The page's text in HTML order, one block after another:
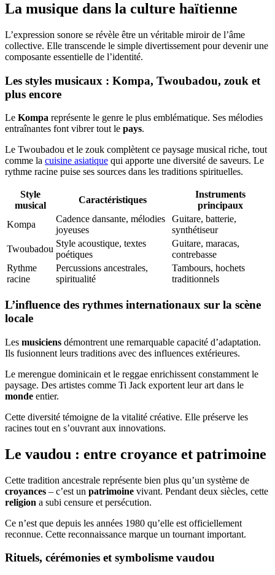
La musique dans la culture haïtienne
L’expression sonore se révèle être un véritable miroir de l’âme
collective. Elle transcende le simple divertissement pour devenir une
composante essentielle de l’identité.
Les styles musicaux : Kompa, Twoubadou, zouk et
plus encore
Le Kompa représente le genre le plus emblématique. Ses mélodies
entraînantes font vibrer tout le pays.
Le Twoubadou et le zouk complètent ce paysage musical riche, tout
comme la cuisine asiatique qui apporte une diversité de saveurs. Le
rythme racine puise ses sources dans les traditions spirituelles.
Style
musical
Caractéristiques
Instruments
principaux
Kompa
Cadence dansante, mélodies
joyeuses
Guitare, batterie,
synthétiseur
Twoubadou
Style acoustique, textes
poétiques
Guitare, maracas,
contrebasse
Rythme
racine
Percussions ancestrales,
spiritualité
Tambours, hochets
traditionnels
L’influence des rythmes internationaux sur la scène
locale
Les musiciens démontrent une remarquable capacité d’adaptation.
Ils fusionnent leurs traditions avec des influences extérieures.
Le merengue dominicain et le reggae enrichissent constamment le
paysage. Des artistes comme Ti Jack exportent leur art dans le
monde entier.
Cette diversité témoigne de la vitalité créative. Elle préserve les
racines tout en s’ouvrant aux innovations.
Le vaudou : entre croyance et patrimoine
Cette tradition ancestrale représente bien plus qu’un système de
croyances – c’est un patrimoine vivant. Pendant deux siècles, cette
religion a subi censure et persécution.
Ce n’est que depuis les années 1980 qu’elle est officiellement
reconnue. Cette reconnaissance marque un tournant important.
Rituels, cérémonies et symbolisme vaudou